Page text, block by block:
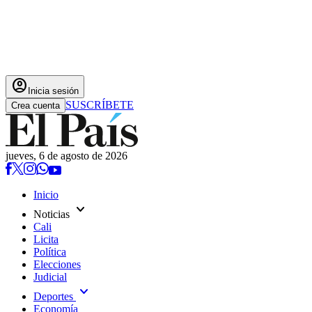
account_circle Inicia sesión
Crea cuenta SUSCRÍBETE
jueves, 6 de agosto de 2026
Inicio
Noticias expand_more
Cali
Licita
Política
Elecciones
Judicial
Deportes expand_more
Economía